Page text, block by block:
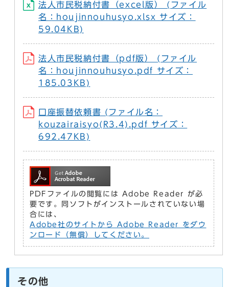
法人市民税納付書（excel版） (ファイル
名：houjinnouhusyo.xlsx サイズ：
59.04KB)
法人市民税納付書（pdf版） (ファイル
名：houjinnouhusyo.pdf サイズ：
185.03KB)
口座振替依頼書 (ファイル名：
kouzairaisyo(R3.4).pdf サイズ：
692.47KB)
PDFファイルの閲覧には Adobe Reader が必
要です。同ソフトがインストールされていない場
合には、
Adobe社のサイトから Adobe Reader をダウ
ンロード（無償）してください。
その他